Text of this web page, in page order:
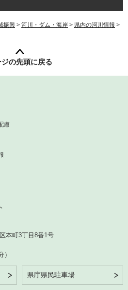
振興 > 河川・ダム・海岸 > 県内の河川情報 >
の先頭に戻る
慮
本町3丁目8番1号
）
県庁県民駐車場